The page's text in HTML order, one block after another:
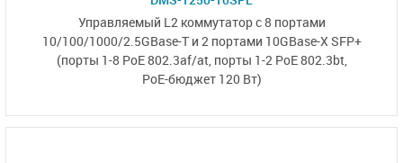
Управляемый L2коммутатор с 8 портами
10/100/1000/2.5GBase-T и 2 портами 10GBase-X SFP+
(порты 1-8 PoE 802.3af/at, порты 1-2 PoE 802.3bt,
PoE-бюджет 120 Вт)